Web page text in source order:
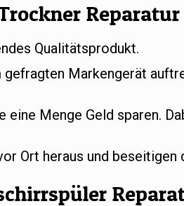
Reparatur
Qualitätsprodukt.
Markengerät
Menge Geld sparen.
Ort heraus und